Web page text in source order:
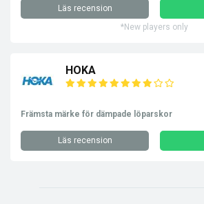
Läs recension
*New players only
HOKA
Främsta märke för dämpade löparskor
Läs recension